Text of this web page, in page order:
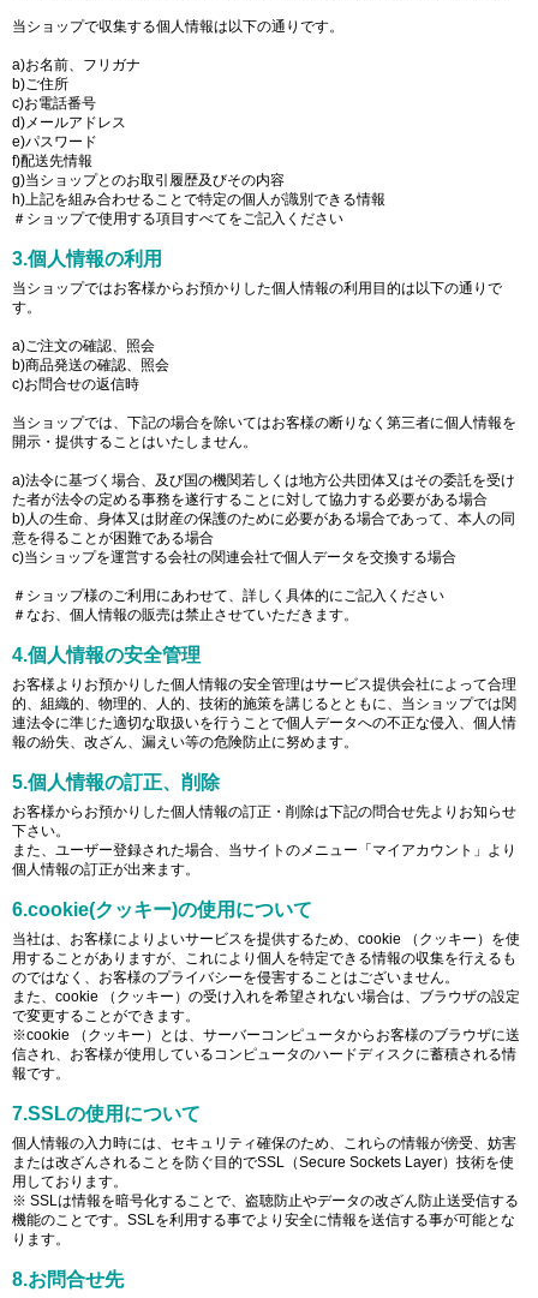
当ショップで収集する個人情報は以下の通りです。
a)お名前、フリガナ
b)ご住所
c)お電話番号
d)メールアドレス
e)パスワード
f)配送先情報
g)当ショップとのお取引履歴及びその内容
h)上記を組み合わせることで特定の個人が識別できる情報
＃ショップで使用する項目すべてをご記入ください
3.個人情報の利用
当ショップではお客様からお預かりした個人情報の利用目的は以下の通りで
す。
a)ご注文の確認、照会
b)商品発送の確認、照会
c)お問合せの返信時
当ショップでは、下記の場合を除いてはお客様の断りなく第三者に個人情報を
開示・提供することはいたしません。
a)法令に基づく場合、及び国の機関若しくは地方公共団体又はその委託を受け
た者が法令の定める事務を遂行することに対して協力する必要がある場合
b)人の生命、身体又は財産の保護のために必要がある場合であって、本人の同
意を得ることが困難である場合
c)当ショップを運営する会社の関連会社で個人データを交換する場合
＃ショップ様のご利用にあわせて、詳しく具体的にご記入ください
＃なお、個人情報の販売は禁止させていただきます。
4.個人情報の安全管理
お客様よりお預かりした個人情報の安全管理はサービス提供会社によって合理
的、組織的、物理的、人的、技術的施策を講じるとともに、当ショップでは関
連法令に準じた適切な取扱いを行うことで個人データへの不正な侵入、個人情
報の紛失、改ざん、漏えい等の危険防止に努めます。
5.個人情報の訂正、削除
お客様からお預かりした個人情報の訂正・削除は下記の問合せ先よりお知らせ
下さい。
また、ユーザー登録された場合、当サイトのメニュー「マイアカウント」より
個人情報の訂正が出来ます。
6.cookie(クッキー)の使用について
当社は、お客様によりよいサービスを提供するため、cookie （クッキー）を使
用することがありますが、これにより個人を特定できる情報の収集を行えるも
のではなく、お客様のプライバシーを侵害することはございません。
また、cookie （クッキー）の受け入れを希望されない場合は、ブラウザの設定
で変更することができます。
※cookie （クッキー）とは、サーバーコンピュータからお客様のブラウザに送
信され、お客様が使用しているコンピュータのハードディスクに蓄積される情
報です。
7.SSLの使用について
個人情報の入力時には、セキュリティ確保のため、これらの情報が傍受、妨害
または改ざんされることを防ぐ目的でSSL（Secure Sockets Layer）技術を使
用しております。
※ SSLは情報を暗号化することで、盗聴防止やデータの改ざん防止送受信する
機能のことです。SSLを利用する事でより安全に情報を送信する事が可能とな
ります。
8.お問合せ先